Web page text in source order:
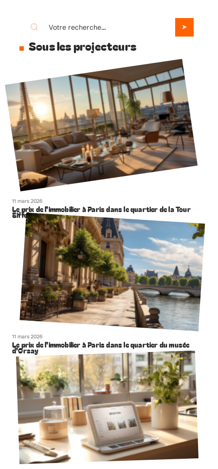
Sous les projecteurs
11 mars 2026
Le prix de l’immobilier à Paris dans le quartier de la Tour
Eiffel
11 mars 2026
Le prix de l’immobilier à Paris dans le quartier du musée
d’Orsay